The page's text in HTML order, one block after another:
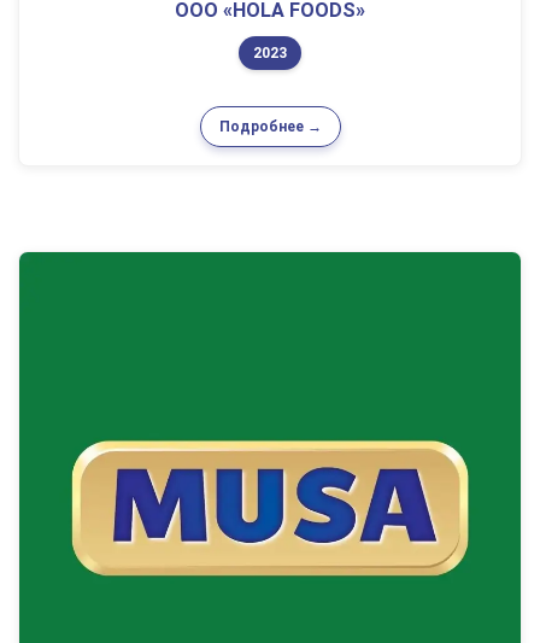
ООО «HOLA FOODS»
2023
Подробнее →